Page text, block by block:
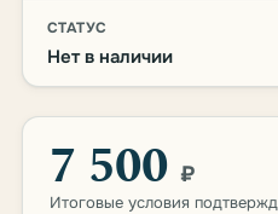
СТАТУС
Нет в наличии
7 500 ₽
Итоговые условия